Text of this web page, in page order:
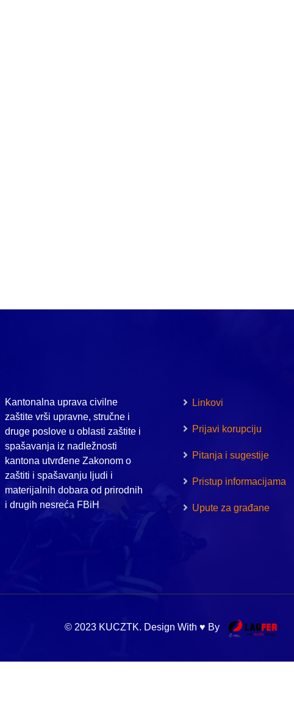
Kantonalna uprava civilne
zaštite vrši upravne, stručne i
druge poslove u oblasti zaštite i
spašavanja iz nadležnosti
kantona utvrđene Zakonom o
zaštiti i spašavanju ljudi i
materijalnih dobara od prirodnih
i drugih nesreća FBiH
Linkovi
Prijavi korupciju
Pitanja i sugestije
Pristup informacijama
Upute za građane
© 2023 KUCZTK. Design With ♥ By